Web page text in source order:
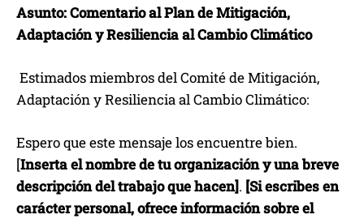
Asunto: Comentario al Plan de Mitigación,
Adaptación y Resiliencia al Cambio Climático
Estimados miembros del Comité de Mitigación,
Adaptación y Resiliencia al Cambio Climático:
Espero que este mensaje los encuentre bien.
[Inserta el nombre de tu organización y una breve
descripción del trabajo que hacen]. [Si escribes en
carácter personal, ofrece información sobre el